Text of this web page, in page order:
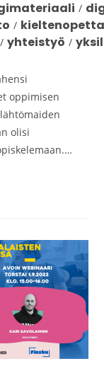
/
/
/ yhteistyö /
oppimisen
olisi